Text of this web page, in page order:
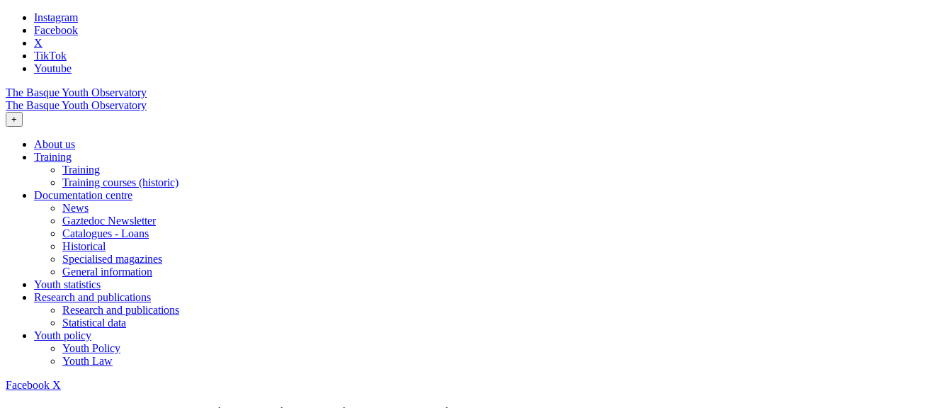
Instagram
Facebook
X
TikTok
Youtube
The Basque Youth Observatory
The Basque Youth Observatory
+
About us
Training
Training
Training courses (historic)
Documentation centre
News
Gaztedoc Newsletter
Catalogues - Loans
Historical
Specialised magazines
General information
Youth statistics
Research and publications
Research and publications
Statistical data
Youth policy
Youth Policy
Youth Law
Facebook X